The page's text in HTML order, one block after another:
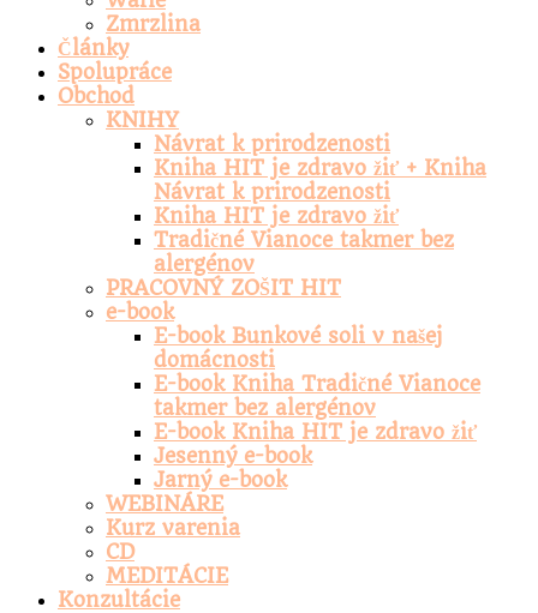
Zmrzlina
Články
Spolupráce
Obchod
KNIHY
Návrat k prirodzenosti
Kniha HIT je zdravo žiť + Kniha
Návrat k prirodzenosti
Kniha HIT je zdravo žiť
Tradičné Vianoce takmer bez
alergénov
PRACOVNÝ ZOŠIT HIT
e-book
E-book Bunkové soli v našej
domácnosti
E-book Kniha Tradičné Vianoce
takmer bez alergénov
E-book Kniha HIT je zdravo žiť
Jesenný e-book
Jarný e-book
WEBINÁRE
Kurz varenia
CD
MEDITÁCIE
Konzultácie